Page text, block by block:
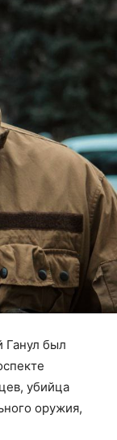
Ганул был
убийца
оружия,